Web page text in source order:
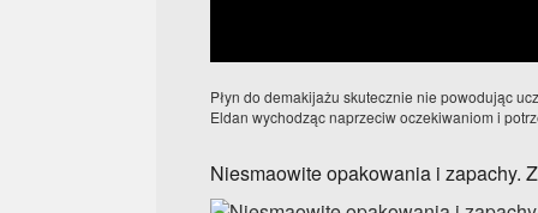
Płyn do demakijażu skutecznie nie powodując
Eldan wychodząc naprzeciw oczekiwaniom i
Niesmaowite opakowania i zapachy.